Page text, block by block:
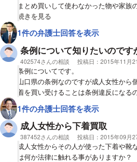
まとめ買いして使わなかった物や家族
分けにして合計は100枚くらい売ったと
ちなみに成人してます
視覚的に省略された相談全文の
続きを見る
1件の弁護士回答を表示
条例について知りたいのです
相談者
402574さんの相談 投稿日： 2015年11月
条例についてです。
山口県の条例なのですが成人女性から
着を買い受けることは条例違反になる
1件の弁護士回答を表示
成人女性から下着買取
相談者
387452さんの相談 投稿日： 2015年09月
成人女性からその人が使った下着や靴
は何か法律に触れる事がありますか？